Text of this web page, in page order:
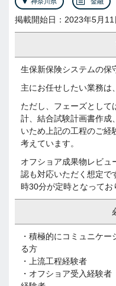
掲載開始日：2023年5月11
生保新保険システムの保
主にお任せしたい業務は
ただし、フェーズとして
計、結合試験計画書作成
いため上記の工程のご経
考えています。
オフショア成果物レビュ
認も対応いただく想定で
時30分が定時となってお
・積極的にコミュニケ
る方
・上流工程経験者
・オフショア受入経験